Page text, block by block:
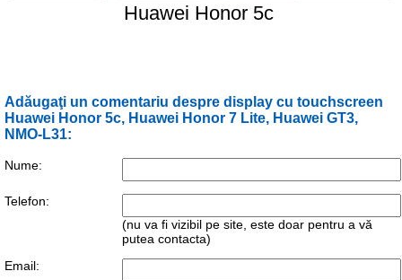
Huawei Honor 5c
Adăugaţi un comentariu despre display cu touchscreen
Huawei Honor 5c, Huawei Honor 7 Lite, Huawei GT3,
NMO-L31:
Nume:
Telefon:
(nu va fi vizibil pe site, este doar pentru a vă
putea contacta)
Email: